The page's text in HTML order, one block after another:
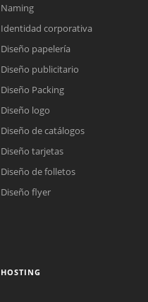
online
electrónico con el enlace a
a la brevedad.
con sus datos personales.
Naming
Identidad corporativa
Diseño papelería
Diseño publicitario
Diseño Packing
Diseño logo
Diseño de catálogos
Diseño tarjetas
Diseño de folletos
Diseño flyer
HOSTING